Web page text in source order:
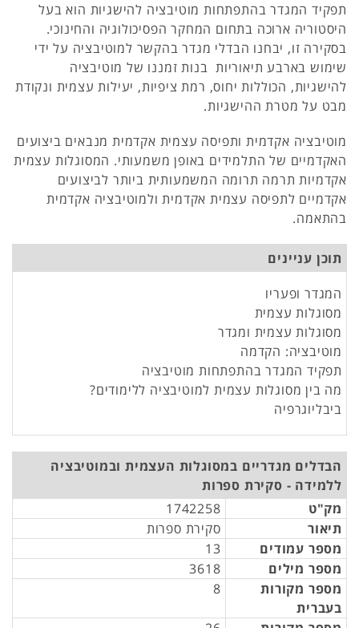
תפקיד המגדר בהתפתחות מוטיבציה להישגיות הוא בעל
היסטוריה ארוכה בתחום המחקר הפסיכולוגיה והחינוכי.
בסקירה זו, יבחנו הבדלי מגדר בהקשר למוטיבציה על ידי
שימוש בארבע תיאוריות בנות זמננו של מוטיבציה
להישגיות, הכוללות יחוס, רמת ציפיות, יעילות עצמית ונקודת
מבט על מטרת ההישגיות.
מוטיבציה אקדמית ותפיסה עצמית אקדמית מנבאים ביצועים
האקדמיים של התלמידים באופן משמעותי. המסוגלות עצמית
אקדמיות תרמה תרומה המשמעותית ביותר לביצועים
אקדמיים לתפיסה עצמית אקדמית ולמוטיבציה אקדמית
בהתאמה.
תוכן עניינים
המגדר ופעריו
מסוגלות עצמית
מסוגלות עצמית ומגדר
מוטיבציה: הקדמה
תפקיד המגדר בהתפתחות מוטיבציה
מה בין מסוגלות עצמית למוטיבציה ללימודים?
ביבליוגרפיה
הבדלים מגדריים במסוגלות העצמית ובמוטיבציה
ללמידה - סקירת ספרות
מק"ט
1742258
תיאור
סקירת ספרות
מספר עמודים
13
מספר מילים
3618
מספר מקורות
בעברית
8